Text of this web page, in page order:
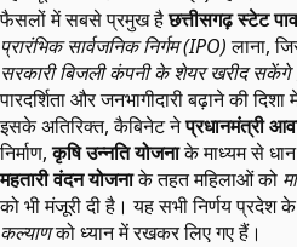
फैसलों में सबसे प्रमुख हैछत्तीसगढ़ स्टेट
प्रारंभिक सार्वजनिक निर्गम (IPO)लाना,
सरकारी बिजली कंपनी के शेयर खरीद
पारदर्शिता और जनभागीदारी बढ़ाने की
इसके अतिरिक्त, कैबिनेट नेप्रधानमंत्री
निर्माण,कृषि उन्नति योजनाके माध्यम से
महतारी वंदन योजनाके तहत महिलाओं को
को भी मंजूरी दी है। यह सभी निर्णय प्रदेश के
कल्याणको ध्यान में रखकर लिए गए हैं।